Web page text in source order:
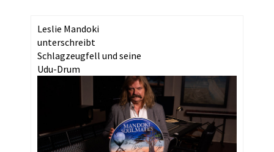
Leslie Mandoki
unterschreibt
Schlagzeugfell und seine
Udu-Drum